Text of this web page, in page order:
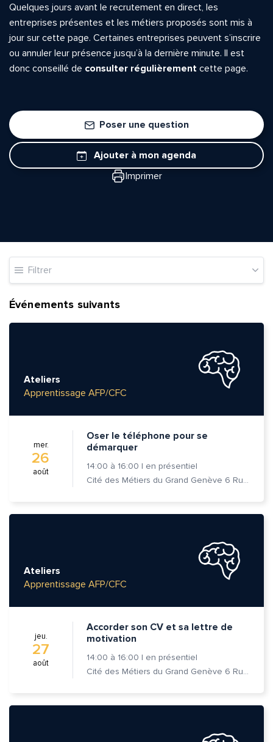
Quelques jours avant le recrutement en direct, les
entreprises présentes et les métiers proposés sont mis à
jour sur cette page. Certaines entreprises peuvent s’inscrire
ou annuler leur présence jusqu’à la dernière minute. Il est
donc conseillé de consulter régulièrement cette page.
Poser une question
Ajouter à mon agenda
Imprimer
Filtrer
Événements suivants
Ateliers
Apprentissage AFP/CFC
mer.
26
août
Oser le téléphone pour se
démarquer
14:00 à 16:00 | en présentiel
Cité des Métiers du Grand Genève 6 Rue Prévost-Martin 1205 Genève
Ateliers
Apprentissage AFP/CFC
jeu.
27
août
Accorder son CV et sa lettre de
motivation
14:00 à 16:00 | en présentiel
Cité des Métiers du Grand Genève 6 Rue Prévost-Martin 1205 Genève